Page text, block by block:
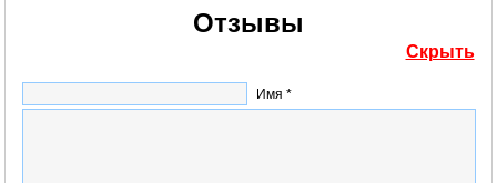
Отзывы
Скрыть
Имя *